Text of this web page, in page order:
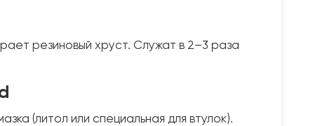
резиновый хруст. Служат в 2–3 раза
(литол или специальная для втулок).